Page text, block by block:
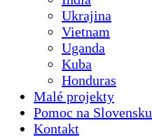
Ukrajina
Vietnam
Uganda
Kuba
Honduras
Malé projekty
Pomoc na Slovensku
Kontakt